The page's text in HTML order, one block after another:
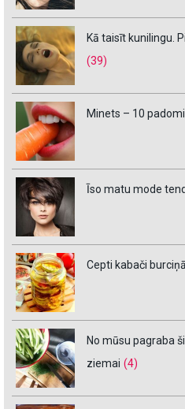
Kā taisīt kunilingu.
(39)
Minets – 10
Īso matu mode
Cepti kabači
No mūsu pagraba
ziemai (4)